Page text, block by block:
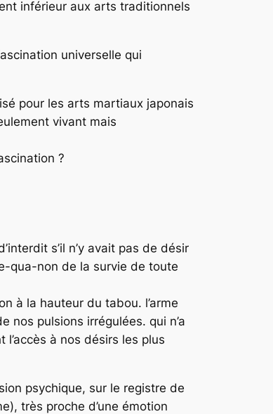
inférieur aux arts traditionnels
universelle qui
pour les arts martiaux japonais
vivant mais
?
s’il n’y avait pas de désir
qua-non de la survie de toute
à la hauteur du tabou. l’arme
nos pulsions irrégulées. qui n’a
à nos désirs les plus
psychique, sur le registre de
très proche d’une émotion